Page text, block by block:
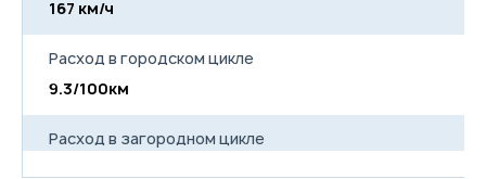
167 км/ч
Расход в городском цикле
9.3/100км
Расход в загородном цикле